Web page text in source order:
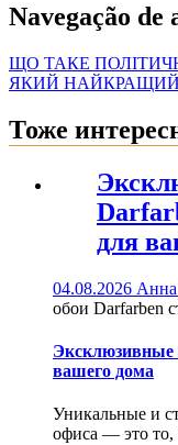
Navegação de
ЩО ТАКЕ
ЯКИЙ
Тоже
для
04.08.2026 Анна
обои Darfarben
Эксклюзивные
вашего дома
Уникальные и
офиса — это то,